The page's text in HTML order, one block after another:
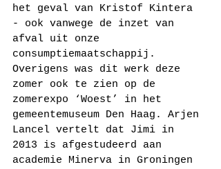
het geval van Kristof Kintera
- ook vanwege de inzet van
afval uit onze
consumptiemaatschappij.
Overigens was dit werk deze
zomer ook te zien op de
zomerexpo ‘Woest’ in het
gemeentemuseum Den Haag. Arjen
Lancel vertelt dat Jimi in
2013 is afgestudeerd aan
academie Minerva in Groningen